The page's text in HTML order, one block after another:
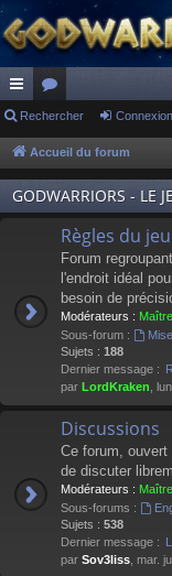
ac
co
ur
ci
or
u
m
s
Rechercher Connexion
Accueil du forum
GODWARRIORS - LE
Règles du jeu
Forum
l'endroit idéal
besoin de
Modérateurs :
Sous-forum :
Sujets : 188
Dernier message :
par LordKraken ,
Discussions
Ce forum,
de discuter
Modérateurs :
Sous-forums :
Sujets : 538
Dernier message :
par Sov3liss , mar.